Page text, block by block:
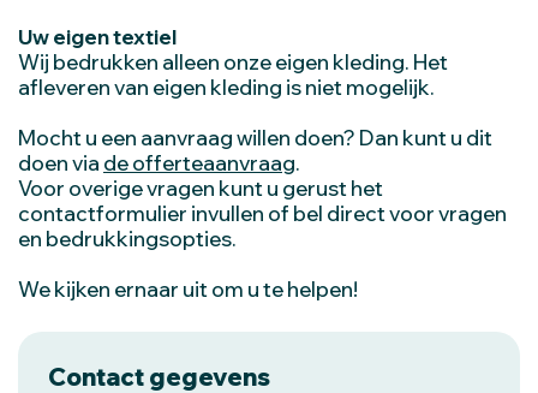
Uw eigen textiel
Wij bedrukken alleen onze eigen kleding. Het
afleveren van eigen kleding is niet mogelijk.
Mocht u een aanvraag willen doen? Dan kunt u dit
doen via de offerteaanvraag.
Voor overige vragen kunt u gerust het
contactformulier invullen of bel direct voor vragen
en bedrukkingsopties.
We kijken ernaar uit om u te helpen!
Contact gegevens